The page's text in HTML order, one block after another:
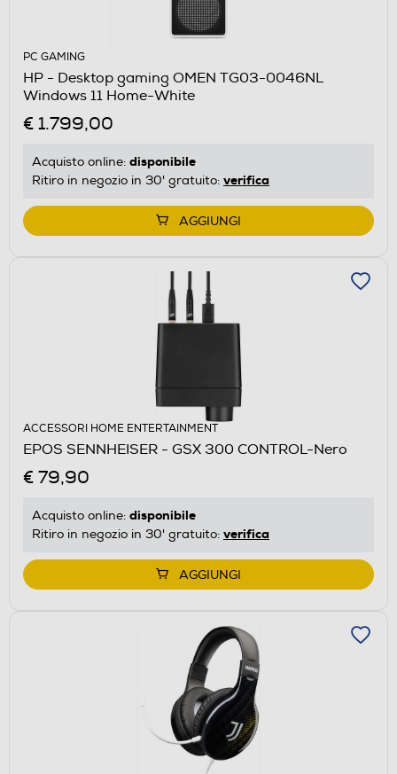
PC GAMING
HP - Desktop gaming OMEN TG03-0046NL
Windows 11 Home-White
€ 1.799,00
Acquisto online: disponibile
Ritiro in negozio in 30' gratuito: verifica
AGGIUNGI
ACCESSORI HOME ENTERTAINMENT
EPOS SENNHEISER - GSX 300 CONTROL-Nero
€ 79,90
Acquisto online: disponibile
Ritiro in negozio in 30' gratuito: verifica
AGGIUNGI